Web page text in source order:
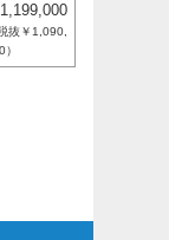
税抜￥1,090,